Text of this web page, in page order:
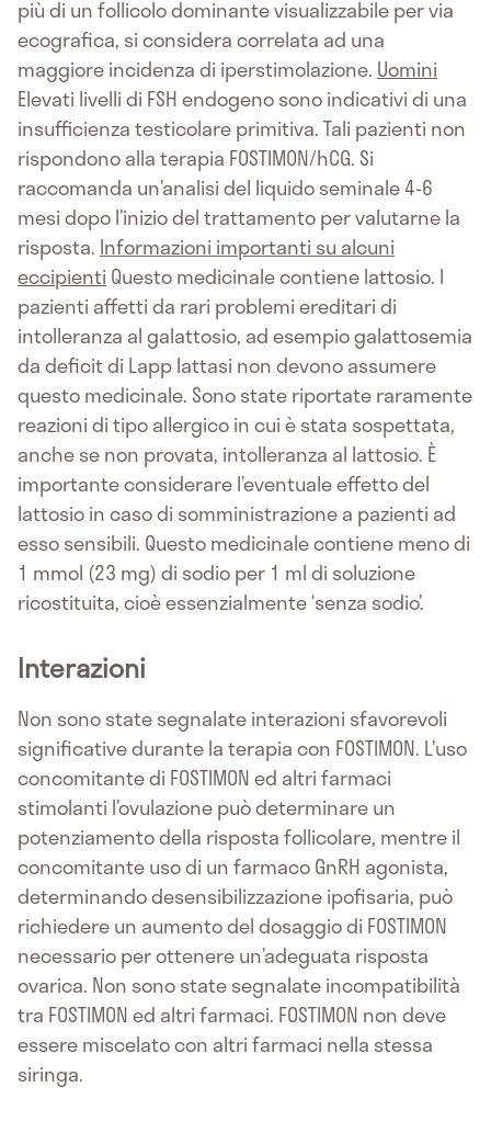
più di un follicolo dominante visualizzabile per via
ecografica, si considera correlata ad una
maggiore incidenza di iperstimolazione. Uomini
Elevati livelli di FSH endogeno sono indicativi di una
insufficienza testicolare primitiva. Tali pazienti non
rispondono alla terapia FOSTIMON/hCG. Si
raccomanda un’analisi del liquido seminale 4-6
mesi dopo l’inizio del trattamento per valutarne la
risposta. Informazioni importanti su alcuni
eccipienti Questo medicinale contiene lattosio. I
pazienti affetti da rari problemi ereditari di
intolleranza al galattosio, ad esempio galattosemia
da deficit di Lapp lattasi non devono assumere
questo medicinale. Sono state riportate raramente
reazioni di tipo allergico in cui è stata sospettata,
anche se non provata, intolleranza al lattosio. È
importante considerare l’eventuale effetto del
lattosio in caso di somministrazione a pazienti ad
esso sensibili. Questo medicinale contiene meno di
1 mmol (23 mg) di sodio per 1 ml di soluzione
ricostituita, cioè essenzialmente ‘senza sodio’.
Interazioni
Non sono state segnalate interazioni sfavorevoli
significative durante la terapia con FOSTIMON. L’uso
concomitante di FOSTIMON ed altri farmaci
stimolanti l’ovulazione può determinare un
potenziamento della risposta follicolare, mentre il
concomitante uso di un farmaco GnRH agonista,
determinando desensibilizzazione ipofisaria, può
richiedere un aumento del dosaggio di FOSTIMON
necessario per ottenere un’adeguata risposta
ovarica. Non sono state segnalate incompatibilità
tra FOSTIMON ed altri farmaci. FOSTIMON non deve
essere miscelato con altri farmaci nella stessa
siringa.